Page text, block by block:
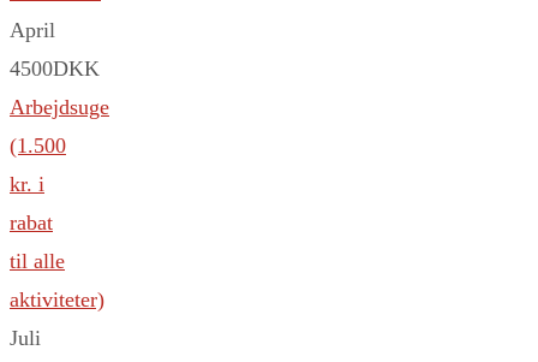
April
4500DKK
Arbejdsuge
(1.500
kr. i
rabat
til alle
aktiviteter)
Juli